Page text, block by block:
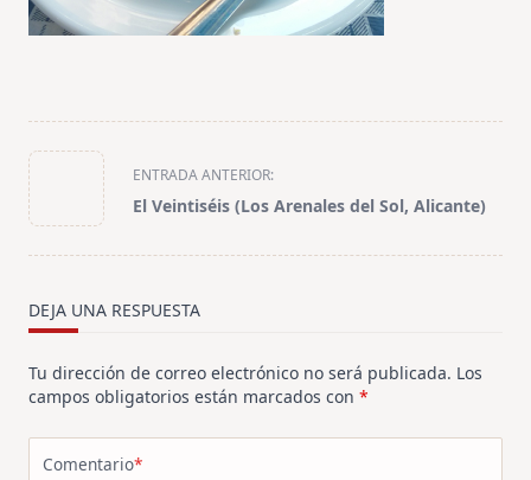
<span
class="nav-
subtitle
screen-
text">Página</span>
ENTRADA ANTERIOR:
El Veintiséis (Los Arenales del Sol, Alicante)
DEJA UNA RESPUESTA
Tu dirección de correo electrónico no será publicada. Los
campos obligatorios están marcados con *
Comentario*